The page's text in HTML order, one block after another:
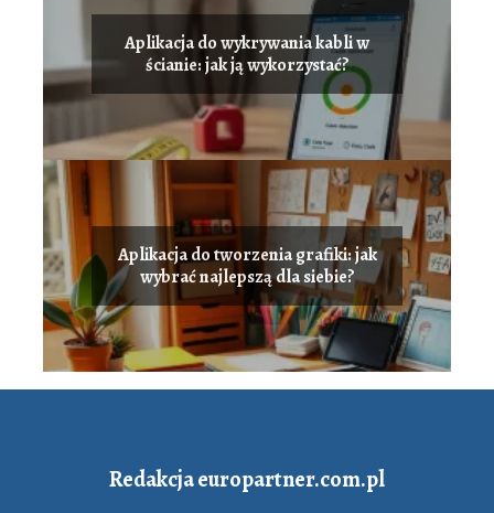
Aplikacja do wykrywania kabli w
ścianie: jak ją wykorzystać?
Aplikacja do tworzenia grafiki: jak
wybrać najlepszą dla siebie?
Redakcja europartner.com.pl